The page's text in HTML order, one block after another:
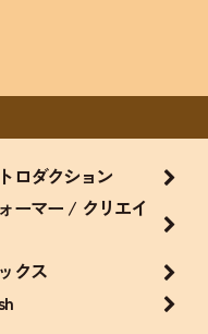
ロダクション
ーマー / クリエイ
クス